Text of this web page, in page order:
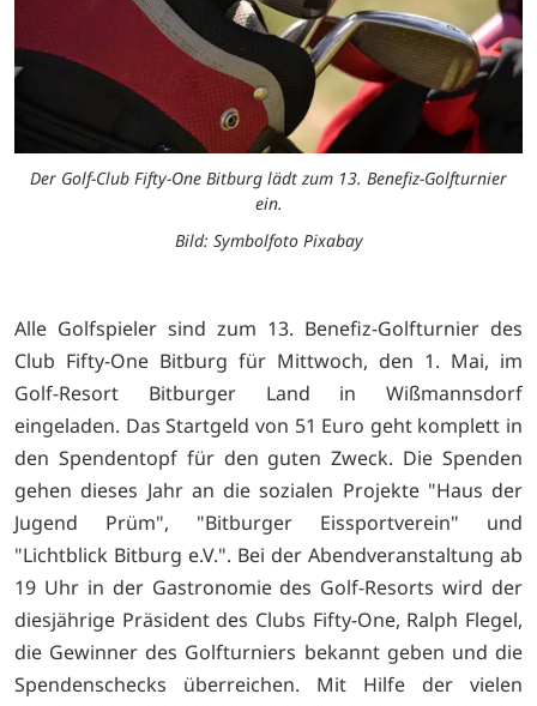
Der Golf-Club Fifty-One Bitburg lädt zum 13. Benefiz-Golfturnier
ein.
Bild: Symbolfoto Pixabay
Alle Golfspieler sind zum 13. Benefiz-Golfturnier des
Club Fifty-One Bitburg für Mittwoch, den 1. Mai, im
Golf-Resort Bitburger Land in Wißmannsdorf
eingeladen. Das Startgeld von 51 Euro geht komplett in
den Spendentopf für den guten Zweck. Die Spenden
gehen dieses Jahr an die sozialen Projekte "Haus der
Jugend Prüm", "Bitburger Eissportverein" und
"Lichtblick Bitburg e.V.". Bei der Abendveranstaltung ab
19 Uhr in der Gastronomie des Golf-Resorts wird der
diesjährige Präsident des Clubs Fifty-One, Ralph Flegel,
die Gewinner des Golfturniers bekannt geben und die
Spendenschecks überreichen. Mit Hilfe der vielen